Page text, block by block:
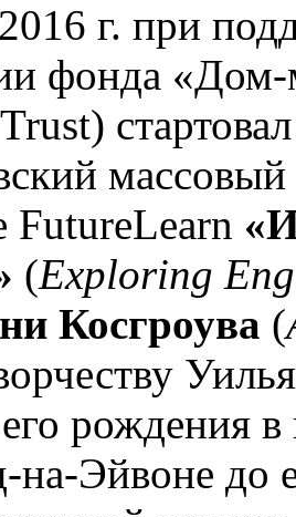
г. при
фонда
FutureLearn
(Exploring
Косгроува (
рождения
на-Эйвоне до